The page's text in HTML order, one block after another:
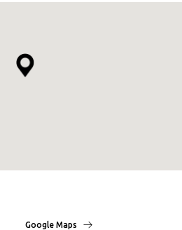
Google Maps